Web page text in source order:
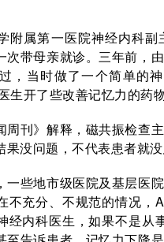
附属第一医院神经内科
次带母亲就诊。三年前，
，当时做了一个简单的
生开了些改善记忆力的药
周刊》解释，磁共振检查
没问题，不代表患者就没
一些地市级医院及基层医
不充分、不规范的情况，
经内科医生，如果不是从